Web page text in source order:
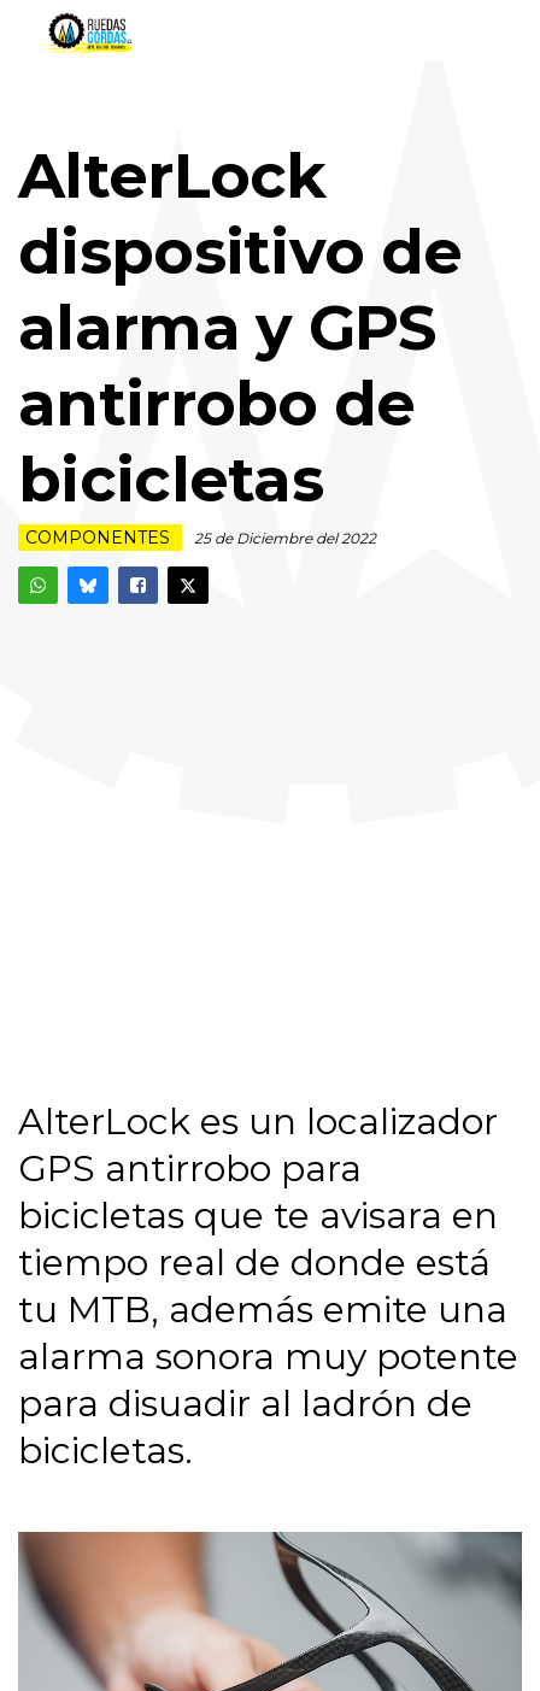
AlterLock
dispositivo de
alarma y GPS
antirrobo de
bicicletas
COMPONENTES 25 de Diciembre del 2022
AlterLock es un localizador
GPS antirrobo para
bicicletas que te avisara en
tiempo real de donde está
tu MTB, además emite una
alarma sonora muy potente
para disuadir al ladrón de
bicicletas.